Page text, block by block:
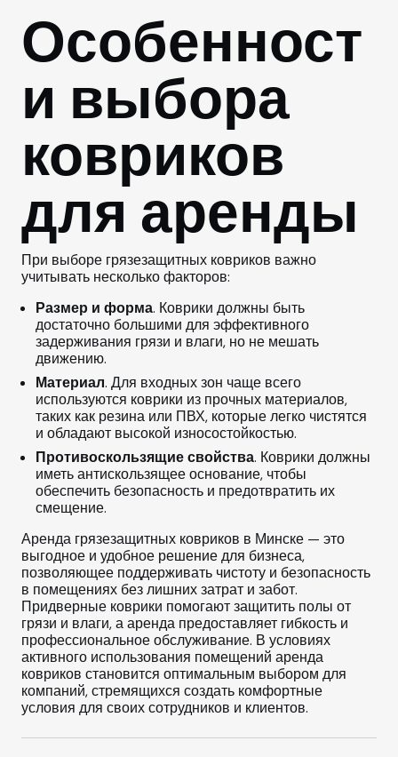
Особенност
и выбора
ковриков
для аренды
При выборе грязезащитных ковриков важно
учитывать несколько факторов:
Размер и форма. Коврики должны быть
достаточно большими для эффективного
задерживания грязи и влаги, но не мешать
движению.
Материал. Для входных зон чаще всего
используются коврики из прочных материалов,
таких как резина или ПВХ, которые легко чистятся
и обладают высокой износостойкостью.
Противоскользящие свойства. Коврики должны
иметь антискользящее основание, чтобы
обеспечить безопасность и предотвратить их
смещение.
Аренда грязезащитных ковриков в Минске — это
выгодное и удобное решение для бизнеса,
позволяющее поддерживать чистоту и безопасность
в помещениях без лишних затрат и забот.
Придверные коврики помогают защитить полы от
грязи и влаги, а аренда предоставляет гибкость и
профессиональное обслуживание. В условиях
активного использования помещений аренда
ковриков становится оптимальным выбором для
компаний, стремящихся создать комфортные
условия для своих сотрудников и клиентов.